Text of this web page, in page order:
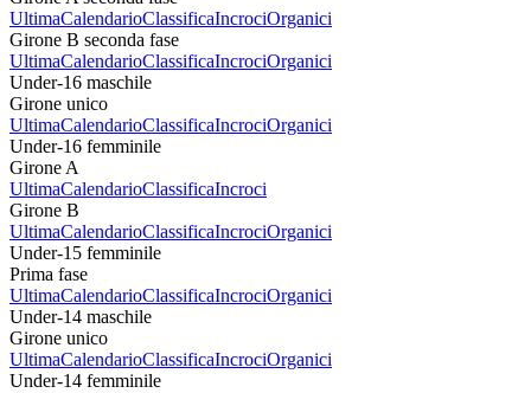
UltimaCalendarioClassificaIncrociOrganici
Girone B seconda fase
UltimaCalendarioClassificaIncrociOrganici
Under-16 maschile
Girone unico
UltimaCalendarioClassificaIncrociOrganici
Under-16 femminile
Girone A
UltimaCalendarioClassificaIncroci
Girone B
UltimaCalendarioClassificaIncrociOrganici
Under-15 femminile
Prima fase
UltimaCalendarioClassificaIncrociOrganici
Under-14 maschile
Girone unico
UltimaCalendarioClassificaIncrociOrganici
Under-14 femminile